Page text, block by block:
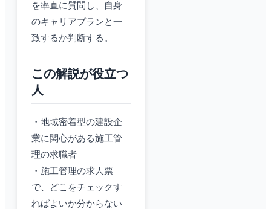
を率直に質問し、自身
のキャリアプランと一
致するか判断する。
この解説が役立つ
人
・地域密着型の建設企
業に関心がある施工管
理の求職者
・施工管理の求人票
で、どこをチェックす
ればよいか分からない